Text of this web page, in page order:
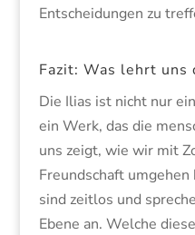
Entscheidungen zu
Fazit: Was lehrt uns
Die Ilias ist nicht nur
ein Werk, das die
uns zeigt, wie wir mit
Freundschaft
sind zeitlos und
Ebene an. Welche